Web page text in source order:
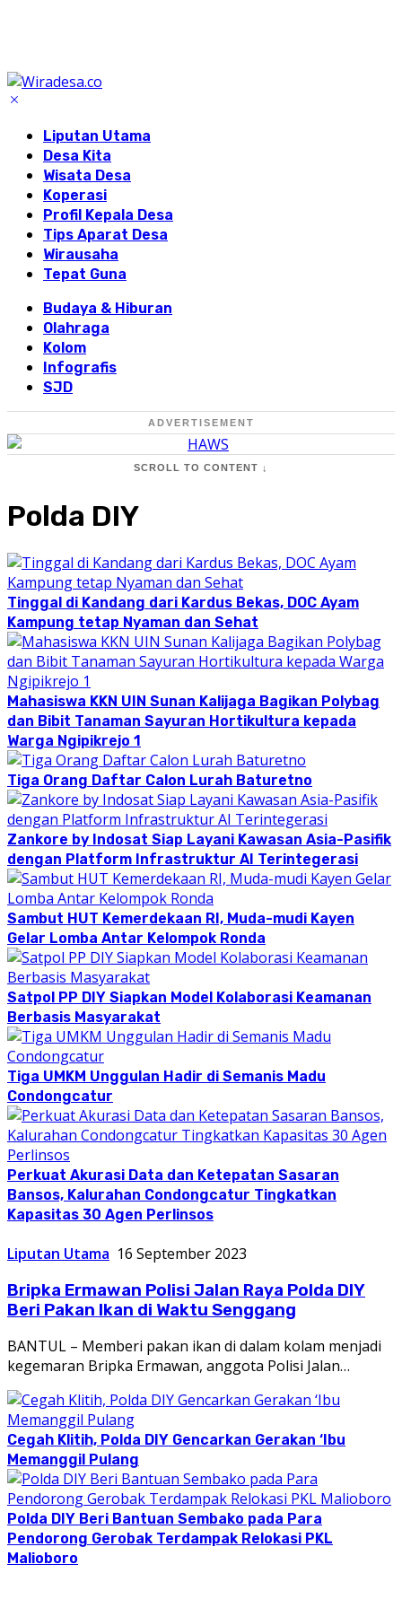
Liputan Utama
Desa Kita
Wisata Desa
Koperasi
Profil Kepala Desa
Tips Aparat Desa
Wirausaha
Tepat Guna
Budaya & Hiburan
Olahraga
Kolom
Infografis
SJD
ADVERTISEMENT
SCROLL TO CONTENT ↓
Polda DIY
Tinggal di Kandang dari Kardus Bekas, DOC Ayam
Kampung tetap Nyaman dan Sehat
Mahasiswa KKN UIN Sunan Kalijaga Bagikan Polybag
dan Bibit Tanaman Sayuran Hortikultura kepada
Warga Ngipikrejo 1
Tiga Orang Daftar Calon Lurah Baturetno
Zankore by Indosat Siap Layani Kawasan Asia-Pasifik
dengan Platform Infrastruktur AI Terintegerasi
Sambut HUT Kemerdekaan RI, Muda-mudi Kayen
Gelar Lomba Antar Kelompok Ronda
Satpol PP DIY Siapkan Model Kolaborasi Keamanan
Berbasis Masyarakat
Tiga UMKM Unggulan Hadir di Semanis Madu
Condongcatur
Perkuat Akurasi Data dan Ketepatan Sasaran
Bansos, Kalurahan Condongcatur Tingkatkan
Kapasitas 30 Agen Perlinsos
Liputan Utama 16 September 2023
Bripka Ermawan Polisi Jalan Raya Polda DIY
Beri Pakan Ikan di Waktu Senggang
BANTUL – Memberi pakan ikan di dalam kolam menjadi
kegemaran Bripka Ermawan, anggota Polisi Jalan…
Cegah Klitih, Polda DIY Gencarkan Gerakan ‘Ibu
Memanggil Pulang
Polda DIY Beri Bantuan Sembako pada Para
Pendorong Gerobak Terdampak Relokasi PKL
Malioboro